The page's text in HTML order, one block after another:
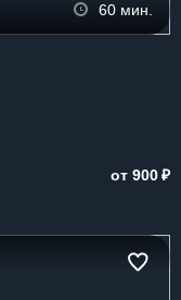
60 мин.
от 900₽